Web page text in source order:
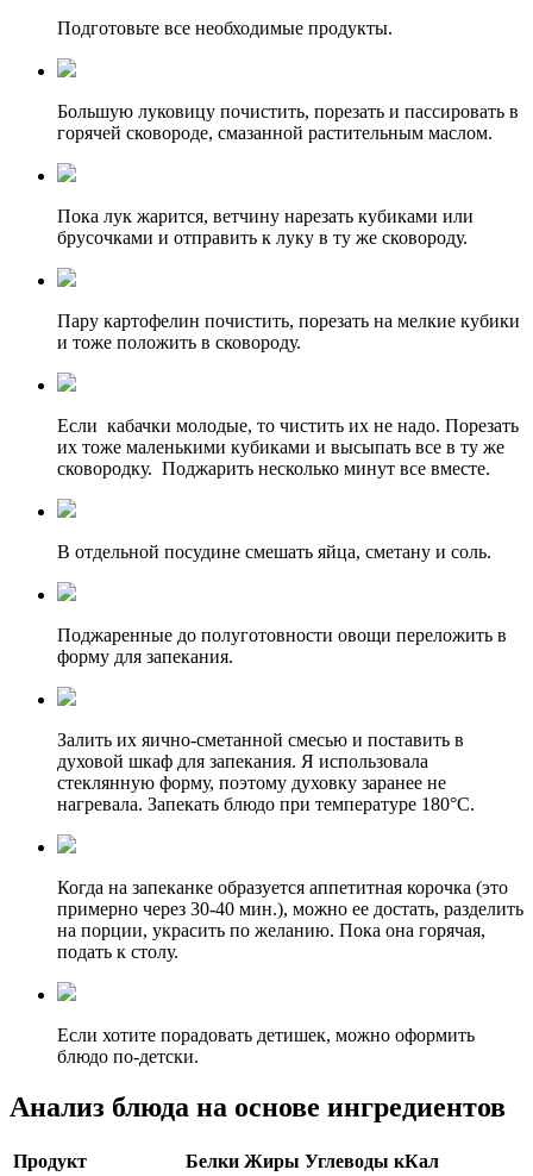
Подготовьте все необходимые продукты.
Большую луковицу почистить, порезать и пассировать в
горячей сковороде, смазанной растительным маслом.
Пока лук жарится, ветчину нарезать кубиками или
брусочками и отправить к луку в ту же сковороду.
Пару картофелин почистить, порезать на мелкие кубики
и тоже положить в сковороду.
Если кабачки молодые, то чистить их не надо. Порезать
их тоже маленькими кубиками и высыпать все в ту же
сковородку. Поджарить несколько минут все вместе.
В отдельной посудине смешать яйца, сметану и соль.
Поджаренные до полуготовности овощи переложить в
форму для запекания.
Залить их яично-сметанной смесью и поставить в
духовой шкаф для запекания. Я использовала
стеклянную форму, поэтому духовку заранее не
нагревала. Запекать блюдо при температуре 180°C.
Когда на запеканке образуется аппетитная корочка (это
примерно через 30-40 мин.), можно ее достать, разделить
на порции, украсить по желанию. Пока она горячая,
подать к столу.
Если хотите порадовать детишек, можно оформить
блюдо по-детски.
Анализ блюда на основе ингредиентов
Продукт Белки Жиры Углеводы кКал